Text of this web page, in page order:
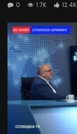
0
1.7K 12.4K